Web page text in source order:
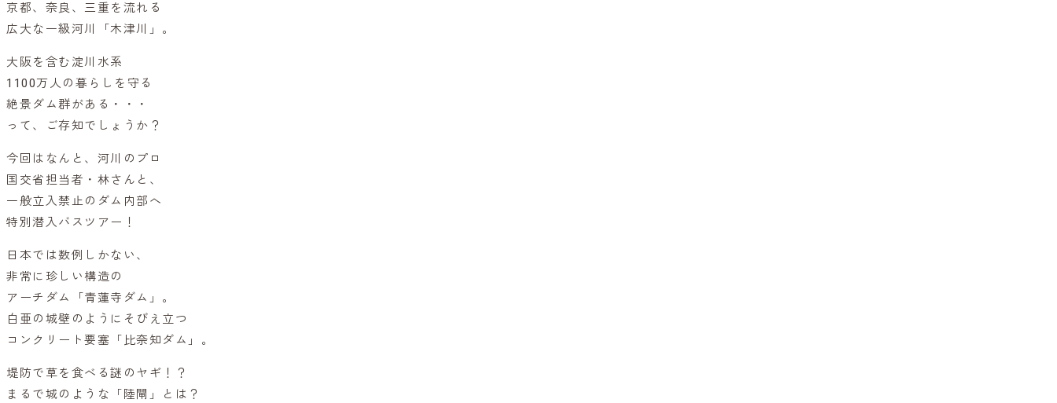
京都、奈良、三重を流れる
広大な一級河川「木津川」。
大阪を含む淀川水系
1100万人の暮らしを守る
絶景ダム群がある・・・
って、ご存知でしょうか？
今回はなんと、河川のプロ
国交省担当者・林さんと、
一般立入禁止のダム内部へ
特別潜入バスツアー！
日本では数例しかない、
非常に珍しい構造の
アーチダム「青蓮寺ダム」。
白亜の城壁のようにそびえ立つ
コンクリート要塞「比奈知ダム」。
堤防で草を食べる謎のヤギ！？
まるで城のような「陸閘」とは？